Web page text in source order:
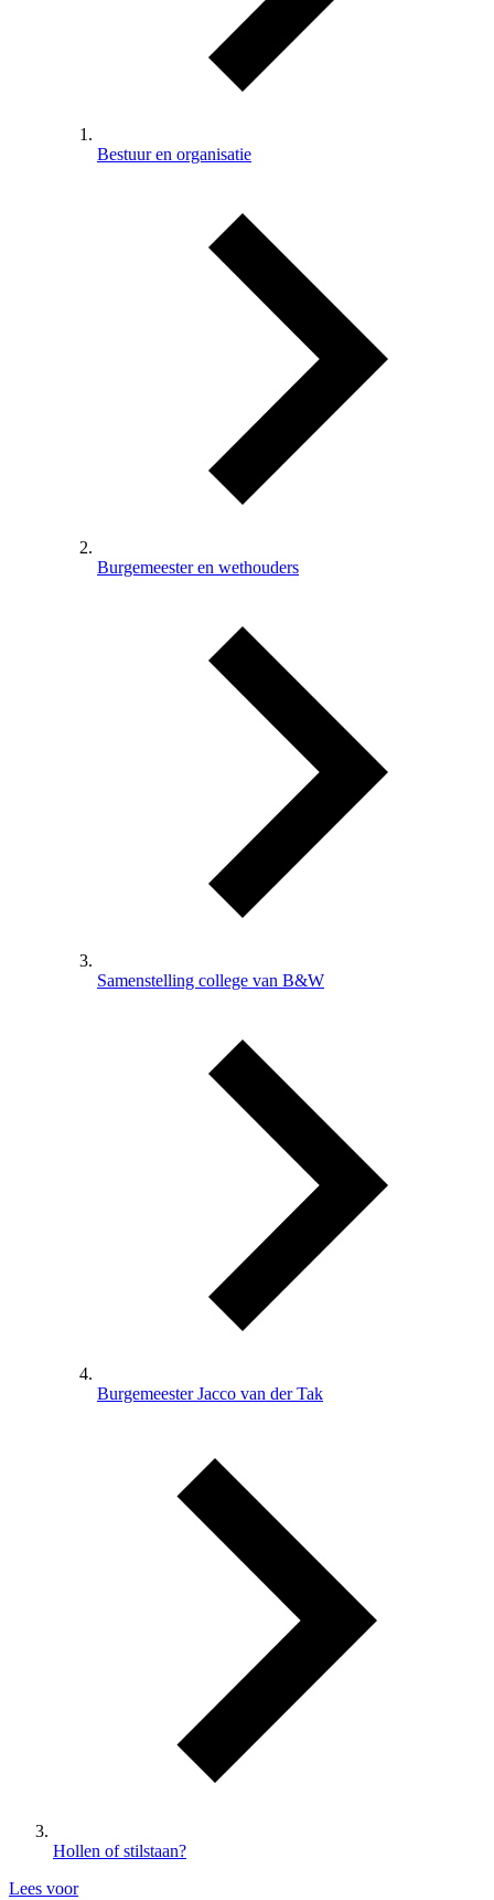
Bestuur en organisatie
Burgemeester en wethouders
Samenstelling college van B&W
Burgemeester Jacco van der Tak
Hollen of stilstaan?
Lees voor